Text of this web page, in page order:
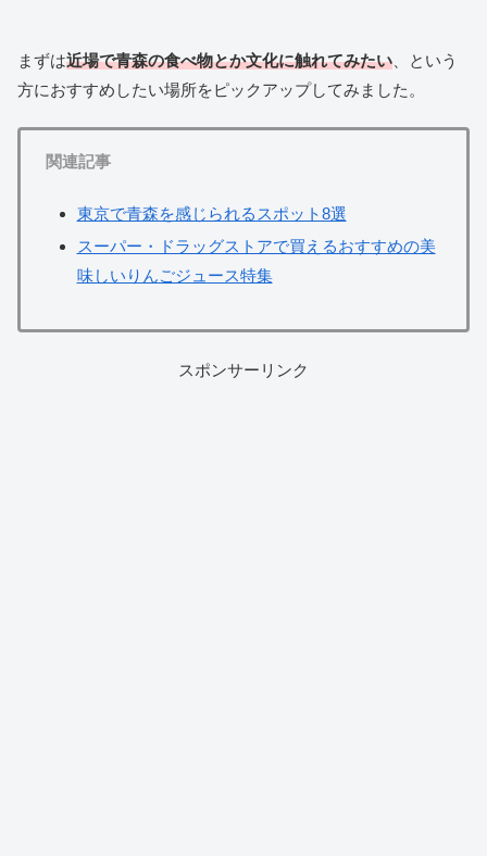
まずは近場で青森の食べ物とか文化に触れてみたい、という
方におすすめしたい場所をピックアップしてみました。
関連記事
東京で青森を感じられるスポット8選
スーパー・ドラッグストアで買えるおすすめの美
味しいりんごジュース特集
スポンサーリンク